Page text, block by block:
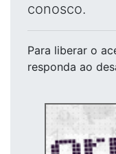
conosco.
Para liberar o
responda ao